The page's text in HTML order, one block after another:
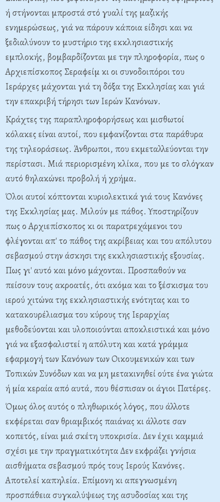
ή στήνονται μπροστά στό γυαλί της μαζικής
ενημερώσεως, γιά να πάρουν κάποια είδησι και να
ξεδιαλύνουν το μυστήριο της εκκλησιαστικής
εμπλοκής, βομβαρδίζονται με την πληροφορία, πως ο
Αρχιεπίσκοπος Σεραφείμ κι οι συνοδοιπόροι του
Ιεράρχες μάχονται γιά τη δόξα της Εκκλησίας και γιά
την επακριβή τήρησι των Ιερών Κανόνων.
Κράχτες της παραπληροφορήσεως και μισθωτοί
κόλακες είναι αυτοί, που εμφανίζονται στα παράθυρα
της τηλεοράσεως. Άνθρωποι, που εκμεταλλεύονται την
περίστασι. Μιά περιορισμένη κλίκα, που με το σλόγκαν
αυτό θηλακώνει προβολή ή χρήμα.
Όλοι αυτοί κόπτονται κυριολεκτικά γιά τους Κανόνες
της Εκκλησίας μας. Μιλούν με πάθος. Υποστηρίζουν
πως ο Αρχιεπίσκοπος κι οι παρατρεχάμενοι του
φλέγονται απ' το πάθος της ακρίβειας και του απόλυτου
σεβασμού στην άσκησι της εκκλησιαστικής εξουσίας.
Πως γι' αυτό και μόνο μάχονται. Προσπαθούν να
πείσουν τους ακροατές, ότι ακόμα και το ξέσκισμα του
ιερού χιτώνα της εκκλησιαστικής ενότητας και το
κατακουρέλιασμα του κύρους της Ιεραρχίας
μεθοδεύονται και υλοποιούνται αποκλειστικά και μόνο
γιά να εξασφαλιστεί η απόλυτη και κατά γράμμα
εφαρμογή των Κανόνων των Οικουμενικών και των
Τοπικών Συνόδων και να μη μετακινηθεί ούτε ένα γιώτα
ή μία κεραία από αυτά, που θέσπισαν οι άγιοι Πατέρες.
Όμως όλος αυτός ο πληθωρικός λόγος, που άλλοτε
εκφέρεται σαν θριαμβικός παιάνας κι άλλοτε σαν
κοπετός, είναι μιά σκέτη υποκρισία. Δεν έχει καμμιά
σχέσι με την πραγματικότητα Δεν εκφράζει γνήσια
αισθήματα σεβασμού πρός τους Ιερούς Κανόνες.
Αποτελεί καπηλεία. Επίμονη κι απεγνωσμένη
προσπάθεια συγκαλύψεως της ασυδοσίας και της